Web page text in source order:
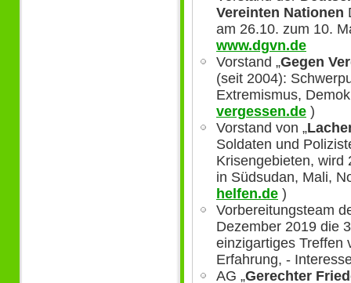
Vereinten Nationen
am 26.10. zum 10.
www.dgvn.de
Vorstand „Gegen
(seit 2004):
Extremismus,
vergessen.de )
Vorstand von „
Soldaten und
Krisengebieten, wird
in Südsudan, Mali,
helfen.de )
Vorbereitungsteam
Dezember 2019 die
einzigartiges Treffen
Erfahrung, -
AG „Gerechter